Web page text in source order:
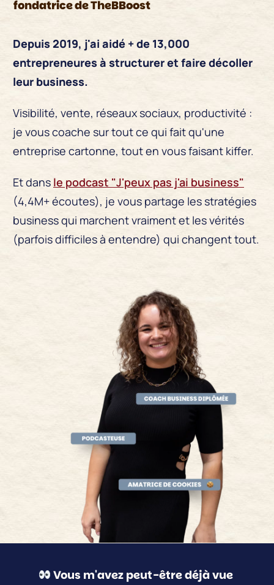
fondatrice de TheBBoost
Depuis 2019, j'ai aidé + de 13,000
entrepreneures à structurer et faire décoller
leur business.
Visibilité, vente, réseauxsociaux, productivité :
je vous coache sur tout ce qui fait qu'une
entreprise cartonne, tout en vous faisant kiffer.
Et dans le podcast "J'peux pas j'ai business"
(4,4M+ écoutes), je vous partage les stratégies
business qui marchent vraiment et les vérités
(parfois difficiles à entendre) qui changent tout.
Vous m'avez peut-être déjà vue